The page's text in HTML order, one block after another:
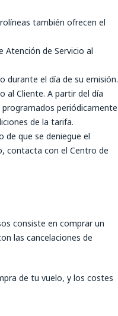
también ofrecen el
Atención de Servicio al
durante el día de su emisión.
al Cliente. A partir del día
periódicamente
de la tarifa.
de que se deniegue el
contacta con el Centro de
consiste en comprar un
las cancelaciones de
de tu vuelo, y los costes